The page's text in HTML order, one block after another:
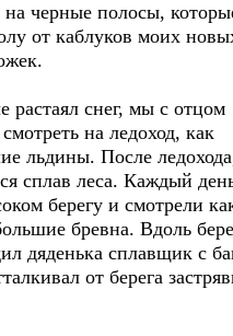
на черные полосы,
от каблуков моих
растаял снег, мы с отцом
на ледоход, как
льдины. После
сплав леса. Каждый
берегу и смотрели
бревна. Вдоль
дяденька сплавщик с
от берега